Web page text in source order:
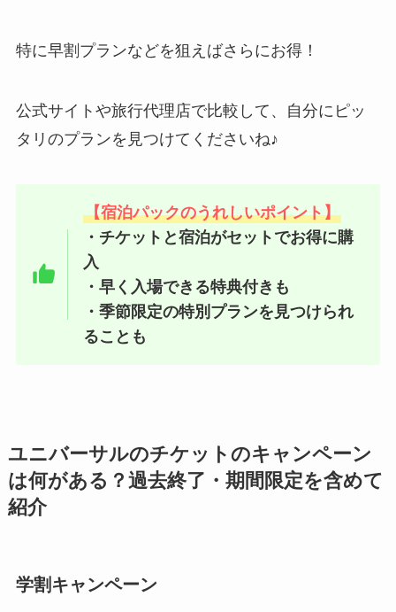
特に早割プランなどを狙えばさらにお得！
公式サイトや旅行代理店で比較して、自分にピッ
タリのプランを見つけてくださいね♪
【宿泊パックのうれしいポイント】
・チケットと宿泊がセットでお得に購
入
・早く入場できる特典付きも
・季節限定の特別プランを見つけられ
ることも
ユニバーサルのチケットのキャンペーン
は何がある？過去終了・期間限定を含めて
紹介
学割キャンペーン